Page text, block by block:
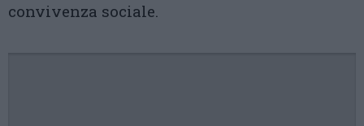
convivenza sociale.